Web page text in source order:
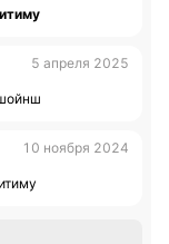
5 апреля 2025
10 ноября 2024